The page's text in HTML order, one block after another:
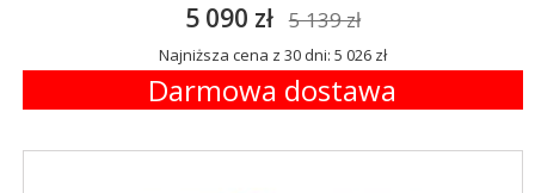
5 090 zł 5 139 zł
Najniższa cena z 30 dni: 5 026 zł
Darmowa dostawa